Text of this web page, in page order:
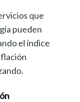
que
pueden
el índice